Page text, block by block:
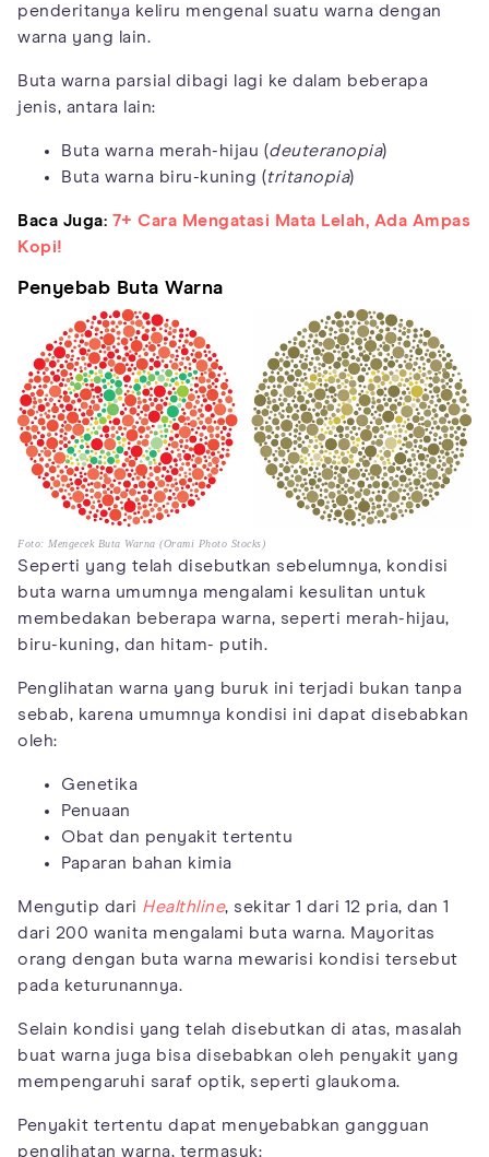
penderitanya keliru mengenal suatu warna dengan
warna yang lain.
Buta warna parsial dibagi lagi ke dalam beberapa
jenis, antara lain:
Buta warna merah-hijau (deuteranopia)
Buta warna biru-kuning (tritanopia)
Baca Juga: 7+ Cara Mengatasi Mata Lelah, Ada Ampas
Kopi!
Penyebab Buta Warna
Foto: Mengecek Buta Warna (Orami Photo Stocks)
Seperti yang telah disebutkan sebelumnya, kondisi
buta warna umumnya mengalami kesulitan untuk
membedakan beberapa warna, seperti merah-hijau,
biru-kuning, dan hitam- putih.
Penglihatan warna yang buruk ini terjadi bukan tanpa
sebab, karena umumnya kondisi ini dapat disebabkan
oleh:
Genetika
Penuaan
Obat dan penyakit tertentu
Paparan bahan kimia
Mengutip dari Healthline, sekitar 1 dari 12 pria, dan 1
dari 200 wanita mengalami buta warna. Mayoritas
orang dengan buta warna mewarisi kondisi tersebut
pada keturunannya.
Selain kondisi yang telah disebutkan di atas, masalah
buat warna juga bisa disebabkan oleh penyakit yang
mempengaruhi saraf optik, seperti glaukoma.
Penyakit tertentu dapat menyebabkan gangguan
penglihatan warna, termasuk: